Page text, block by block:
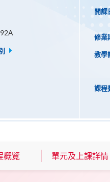
開課
修業
教學
課程
概覽 單元及上課詳情